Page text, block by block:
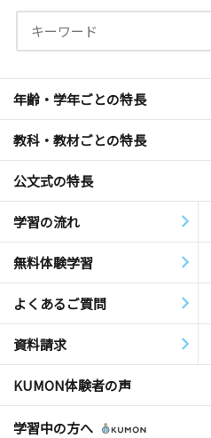
年齢・学年ごとの特長
教科・教材ごとの特長
公文式の特長
学習の流れ
無料体験学習
よくあるご質問
資料請求
KUMON体験者の声
学習中の方へ